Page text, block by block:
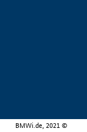
BMWi.de, 2021 ©